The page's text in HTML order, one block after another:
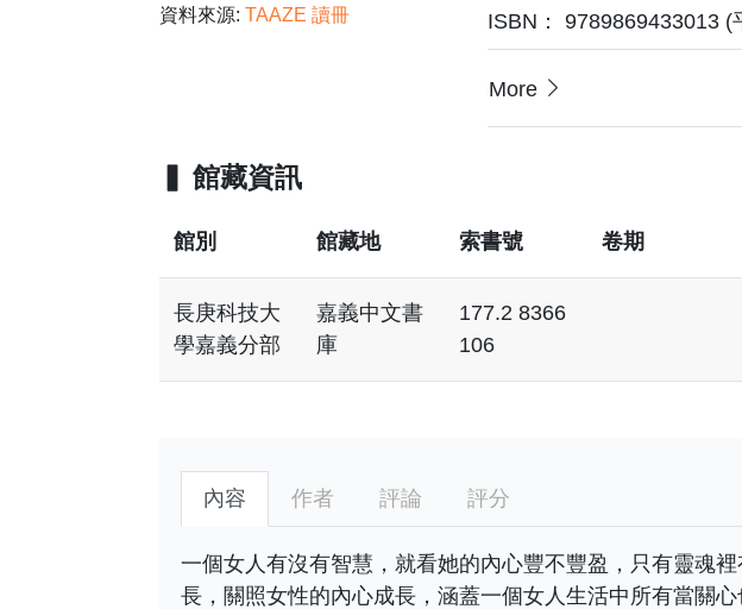
資料來源: TAAZE 讀冊 ISBN： 9789869433013 (
More
館藏資訊
館別 館藏地 索書號 卷期
長庚科技大
學嘉義分部
嘉義中文書
庫
177.2 8366
106
內容 作者 評論 評分
一個女人有沒有智慧，就看她的內心豐不豐盈，只有靈魂
長，關照女性的內心成長，涵蓋一個女人生活中所有當關心